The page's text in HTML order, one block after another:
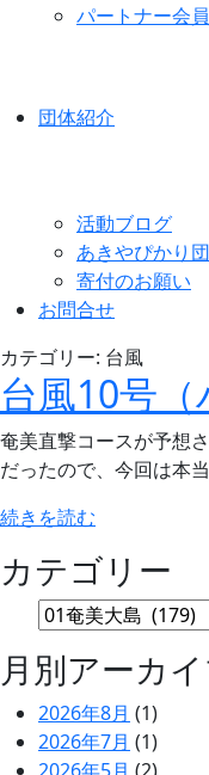
パートナー会
団体紹介
活動ブログ
あきやぴかり団
寄付のお願い
お問合せ
カテゴリー: 台風
台風10号（
奄美直撃コースが予想
だったので、今回は本
“台
10
イ
シ
ェ
ン）”
続きを読む
カテゴリー
月別アーカ
2026年8月 (1)
2026年7月 (1)